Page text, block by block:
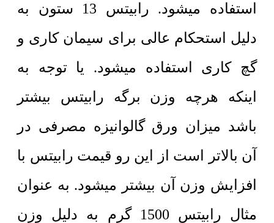
استفاده میشود. رابیتس 13 ستون به
دلیل استحکام عالی برای سیمان کاری و
گچ کاری استفاده میشود. یا توجه به
اینکه هرچه وزن برگه رابیتس بیشتر
باشد میزان ورق گالوانیزه مصرفی در
آن بالاتر است از این رو قیمت رابیتس با
افزایش وزن آن بیشتر میشود. به عنوان
مثال رابیتس 1500 گرم به دلیل وزن